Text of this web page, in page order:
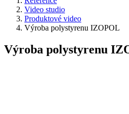
Video studio
Produktové video
Výroba polystyrenu IZOPOL
Výroba polystyrenu